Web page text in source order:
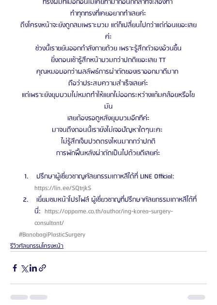
ทำทุกทรงที่เคยอยากทำเลยค่ะ
ถึงโครงหน้าจะยังดูกลมเพราะบวม แต่ก็เปลี่ยนไปกว่าแต่ก่อนเยอะเลย
ค่ะ
ช่วงนี้เราขยันออกกำลังกายด้วย เพราะรู้สึกตัวเองอ้วนขึ้น
ยิ่งตอนเช้ารู้สึกหน้าบวมกว่าปกติเยอะเลย TT
คุณหมอบอกว่าผลลัพธ์การผ่าตัดของเราออกมาดีมาก
ถือว่าประสบความสำเร็จเลยค่ะ
แต่เพราะยังยุบบวมไม่หมดทำให้แยกไม่ออกระหว่างแก้มคล้อยหรือไข
มัน
เลยต้องรอดูหลังยุบบวมอีกทีค่ะ
มาจนถึงตอนนี้เรายังไม่เจอปัญหาใดๆนะคะ
ไม่รู้สึกเจ็บปวดตรงไหนมากกว่าปกติ
การพักฟื้นหลังผ่าตัดเป็นไปด้วยดีเลยค่ะ
ปรึกษาผู้เชี่ยวชาญศัลยกรรมเกาหลีได้ที่ LINE Official:
https://lin.ee/SQtrjkS
นี่: https://oppame.co.th/author/ing-korea-surgery-
consultant/
#BanobagiPlasticSurgery
รีวิวศัลยกรรมโครงหน้า